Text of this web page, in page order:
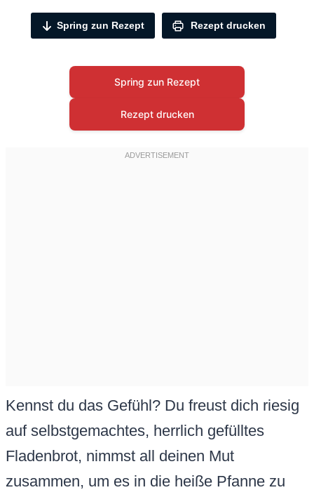
Spring zun Rezept Rezept drucken
Spring zun Rezept
Rezept drucken
Kennst du das Gefühl? Du freust dich riesig
auf selbstgemachtes, herrlich gefülltes
Fladenbrot, nimmst all deinen Mut
zusammen, um es in die heiße Pfanne zu